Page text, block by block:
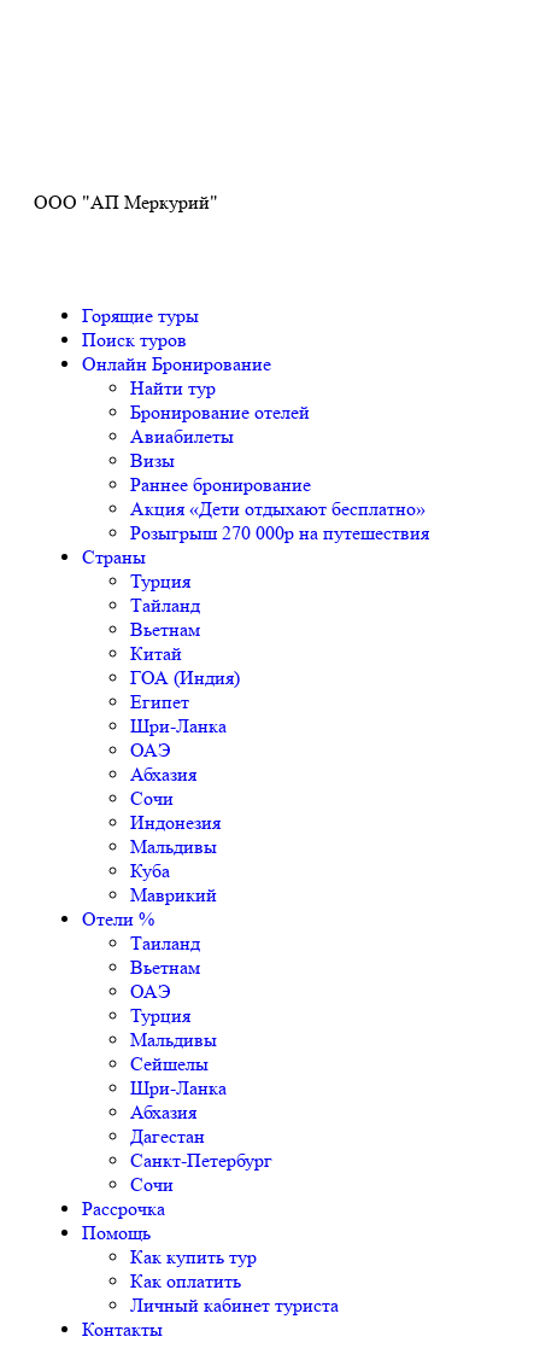
ООО "АП Меркурий"
Горящие туры
Поиск туров
Онлайн Бронирование
Найти тур
Бронирование отелей
Авиабилеты
Визы
Раннее бронирование
Акция «Дети отдыхают бесплатно»
Розыгрыш 270 000р на путешествия
Страны
Турция
Тайланд
Вьетнам
Китай
ГОА (Индия)
Египет
Шри-Ланка
ОАЭ
Абхазия
Сочи
Индонезия
Мальдивы
Куба
Маврикий
Отели %
Таиланд
Вьетнам
ОАЭ
Турция
Мальдивы
Сейшелы
Шри-Ланка
Абхазия
Дагестан
Санкт-Петербург
Сочи
Рассрочка
Помощь
Как купить тур
Как оплатить
Личный кабинет туриста
Контакты